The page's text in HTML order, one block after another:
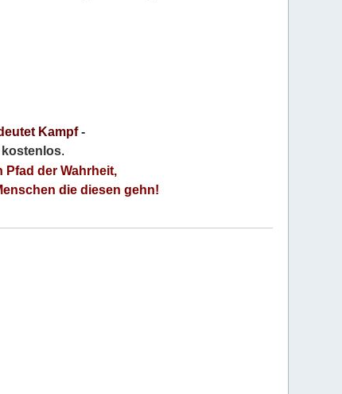
Kampf-
kostenlos.
Pfad der Wahrheit,
die diesen gehn!